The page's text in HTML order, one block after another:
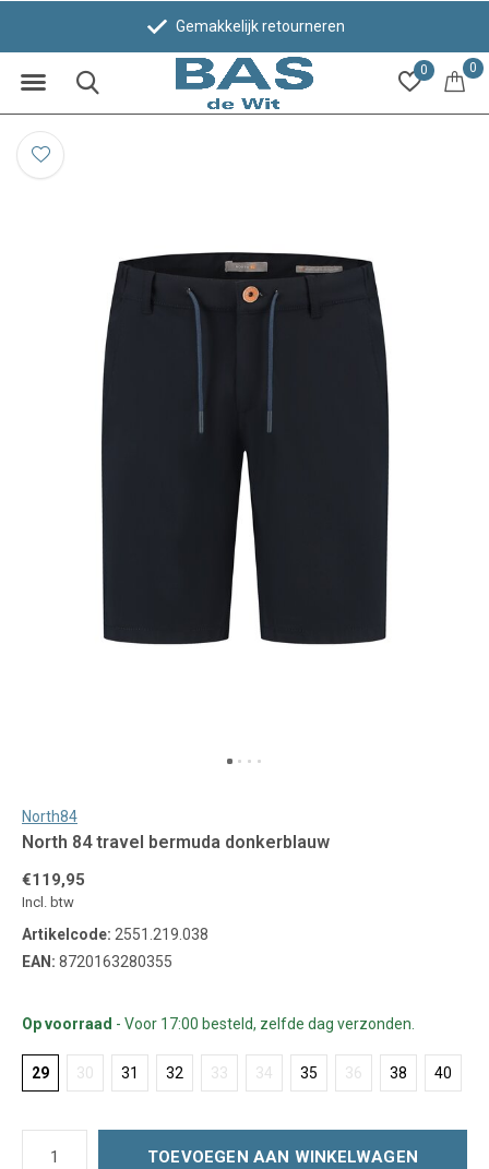
0 0
Gemakkelijk retourneren
North84
North 84 travel bermuda donkerblauw
€119,95
Incl. btw
Artikelcode: 2551.219.038
EAN: 8720163280355
Op voorraad - Voor 17:00 besteld, zelfde dag verzonden.
29 30 31 32 33 34 35 36 38 40
TOEVOEGEN AAN WINKELWAGEN